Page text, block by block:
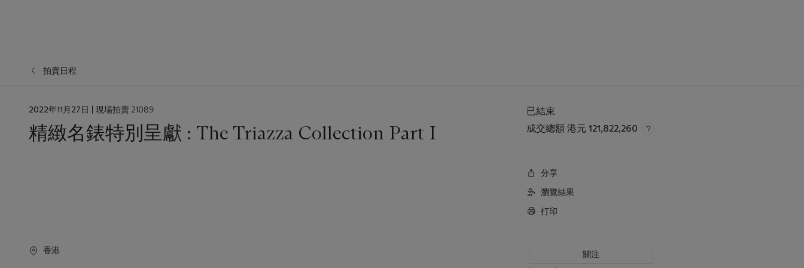
拍賣日程
日
2022年11月27日 | 現場拍賣 21089
精緻名錶特別呈獻 : The Triazza Collection Part I
香港
已結束
成交總額 港元 121,822,260
分享
瀏覽結果
打印
關注